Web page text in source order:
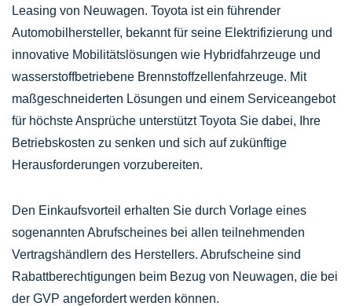
Leasing von Neuwagen. Toyota ist ein führender
Automobilhersteller, bekannt für seine Elektrifizierung und
innovative Mobilitätslösungen wie Hybridfahrzeuge und
wasserstoffbetriebene Brennstoffzellenfahrzeuge. Mit
maßgeschneiderten Lösungen und einem Serviceangebot
für höchste Ansprüche unterstützt Toyota Sie dabei, Ihre
Betriebskosten zu senken und sich auf zukünftige
Herausforderungen vorzubereiten.
Den Einkaufsvorteil erhalten Sie durch Vorlage eines
sogenannten Abrufscheines bei allen teilnehmenden
Vertragshändlern des Herstellers. Abrufscheine sind
Rabattberechtigungen beim Bezug von Neuwagen, die bei
der GVP angefordert werden können.